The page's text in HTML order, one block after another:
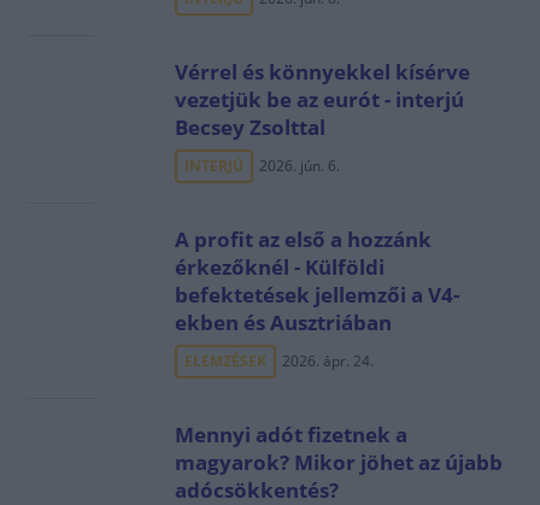
Vérrel és könnyekkel kísérve
vezetjük be az eurót - interjú
Becsey Zsolttal
INTERJÚ 2026. jún. 6.
A profit az első a hozzánk
érkezőknél - Külföldi
befektetések jellemzői a V4-
ekben és Ausztriában
ELEMZÉSEK 2026. ápr. 24.
Mennyi adót fizetnek a
magyarok? Mikor jöhet az újabb
adócsökkentés?